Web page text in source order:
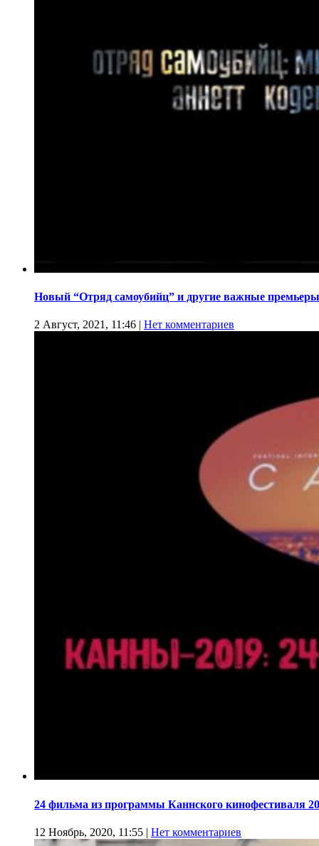
Новый “Отряд самоубийц” и другие важные премьеры
2 Август, 2021, 11:46 | Нет комментариев
24 фильма из программы Каннского кинофестиваля
12 Ноябрь, 2020, 11:55 | Нет комментариев